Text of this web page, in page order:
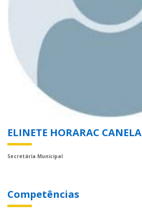
ELINETE HORARAC CANELA
Secretária Municipal
Competências